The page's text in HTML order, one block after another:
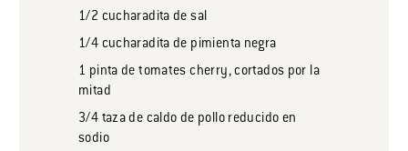
1/2 cucharadita de sal
1/4 cucharadita de pimienta negra
1 pinta de tomates cherry, cortados por la
mitad
3/4 tazade caldo de pollo reducido en
sodio